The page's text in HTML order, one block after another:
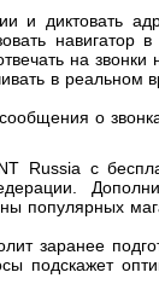
и диктовать
навигатор в
на звонки
в
о
Russia c
популярных
заранее
подскажет